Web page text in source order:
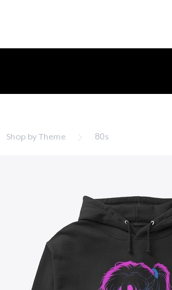
Shop by Theme 80s